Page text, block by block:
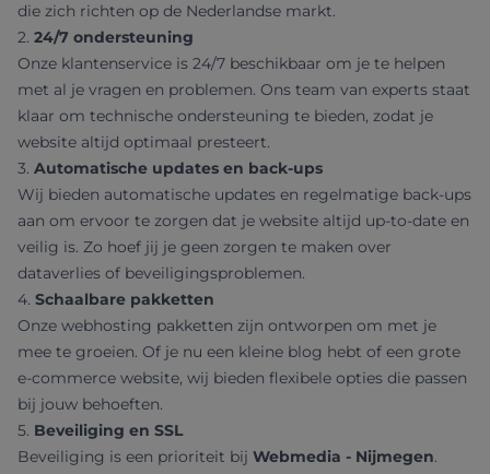
die zich richten op de Nederlandse markt.
2. 24/7 ondersteuning
Onze klantenservice is 24/7 beschikbaar om je te helpen
met al je vragen en problemen. Ons team van experts staat
klaar om technische ondersteuning te bieden, zodat je
website altijd optimaal presteert.
3. Automatische updates en back-ups
Wij bieden automatische updates en regelmatige back-ups
aan om ervoor te zorgen dat je website altijd up-to-date en
veilig is. Zo hoef jij je geen zorgen te maken over
dataverlies of beveiligingsproblemen.
4. Schaalbare pakketten
Onze webhosting pakketten zijn ontworpen om met je
mee te groeien. Of je nu een kleine blog hebt of een grote
e-commerce website, wij bieden flexibele opties die passen
bij jouw behoeften.
5. Beveiliging en SSL
Beveiliging is een prioriteit bij Webmedia - Nijmegen.